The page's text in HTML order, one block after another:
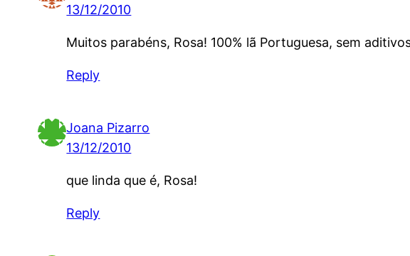
13/12/2010
Muitos parabéns, Rosa! 100% lã Portuguesa, sem
Reply
Joana Pizarro
13/12/2010
que linda que é, Rosa!
Reply